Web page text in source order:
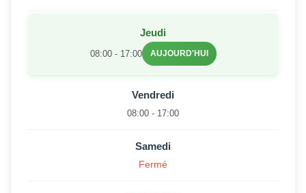
Jeudi
08:00 - 17:00 AUJOURD'HUI
Vendredi
08:00 - 17:00
Samedi
Fermé